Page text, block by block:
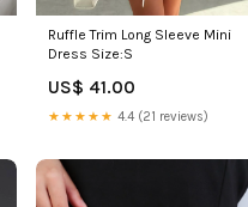
Ruffle Trim Long Sleeve Mini
Dress Size:S
US$ 41.00
★★★★★ 4.4 (21 reviews)